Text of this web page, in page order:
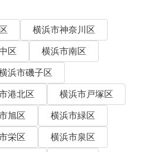
横浜市神奈川区
区
横浜市南区
浜市磯子区
港北区
横浜市戸塚区
旭区
横浜市緑区
栄区
横浜市泉区